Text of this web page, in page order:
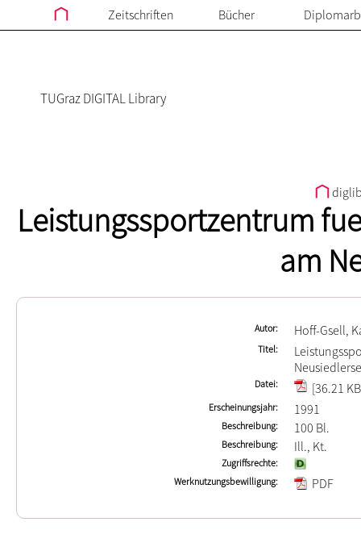
Zeitschriften Bücher
TUGraz DIGITAL Library
Leistungssportzentrum
am
Autor Hoff-Gsell,
Titel
Datei [36.21
Erscheinungsjahr 1991
Beschreibung 100 Bl.
Beschreibung Ill., Kt.
Zugriffsrechte
Werknutzungsbewilligung
PDF